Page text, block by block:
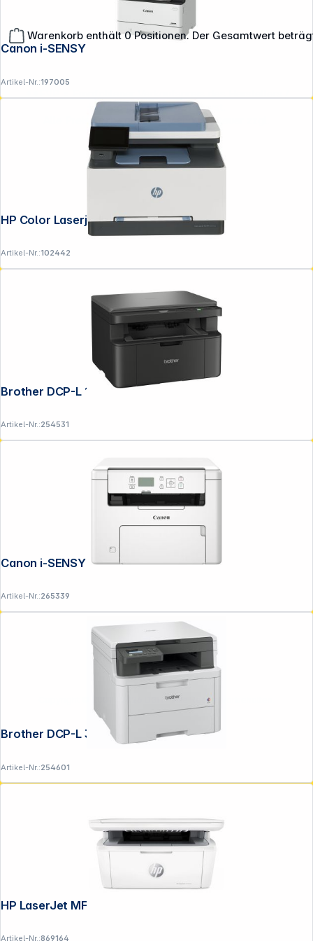
Warenkorb enthält 0 Positionen. Der Gesamtwert
Canon i-SENSYS MF 465 dw II
Artikel-Nr.:197005
HP Color Laserjet Pro MFP 3302 sdwg
Artikel-Nr.:102442
Brother DCP-L 1640 W
Artikel-Nr.:254531
Canon i-SENSYS MF 272 dw II
Artikel-Nr.:265339
Brother DCP-L 3520 CDWE
Artikel-Nr.:254601
HP LaserJet MFP M 140 w
Artikel-Nr.:869164
Lieferanten zzgl. 19% Mwst.
Alle Preise exkl. gesetzl. Mehrwertsteuer zzgl.
Versandkosten.
Copyright © 2001 - 2026 DGH - Alle Rechte vorbehalten.